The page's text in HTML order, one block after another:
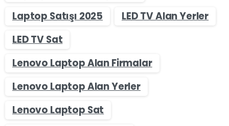
Laptop Satışı 2025
LED TV Alan Yerler
LED TV Sat
Lenovo Laptop Alan Firmalar
Lenovo Laptop Alan Yerler
Lenovo Laptop Sat